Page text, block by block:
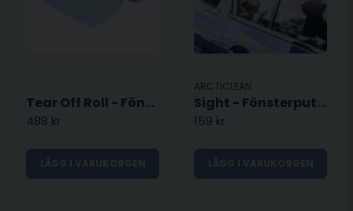
Tear Off Roll - Fönsterputsduk på rulle
488 kr
LÄGG I VARUKORGEN
ARCTICLEAN
Sight - Fönsterputs med imskydd
159 kr
LÄGG I VARUKORGEN